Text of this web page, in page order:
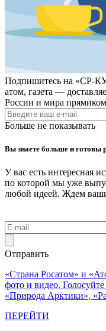
Подпишитесь на «СР-
атом, газета —
России и мира
Больше не показывать
Вы знаете больше и готовы
У вас есть интересная
по которой мы уже
любой идеей. Ждем
Отправить
«Страна Росатом» и
фото и видео.
«Природа Арктики»,
ПЕРЕЙТИ